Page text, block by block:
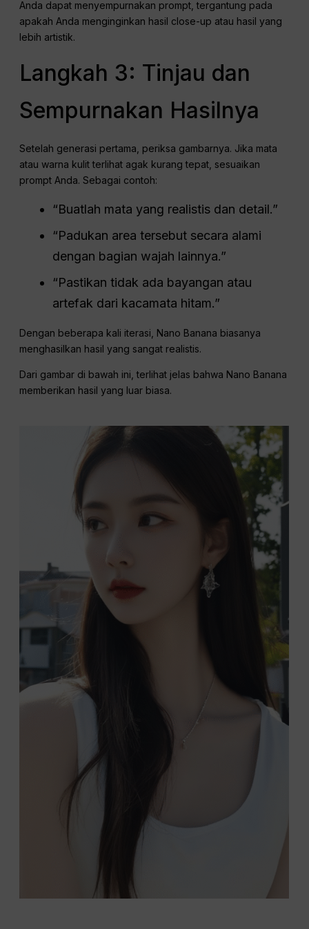
Anda dapat menyempurnakan prompt, tergantung pada
apakah Anda menginginkan hasil close-up atau hasil yang
lebih artistik.
Langkah 3: Tinjau dan
Sempurnakan Hasilnya
Setelah generasi pertama, periksa gambarnya. Jika mata
atau warna kulit terlihat agak kurang tepat, sesuaikan
prompt Anda. Sebagai contoh:
“Buatlah mata yang realistis dan detail.”
“Padukan area tersebut secara alami
dengan bagian wajah lainnya.”
“Pastikan tidak ada bayangan atau
artefak dari kacamata hitam.”
Dengan beberapa kali iterasi, Nano Banana biasanya
menghasilkan hasil yang sangat realistis.
Dari gambar di bawah ini, terlihat jelas bahwa Nano Banana
memberikan hasil yang luar biasa.